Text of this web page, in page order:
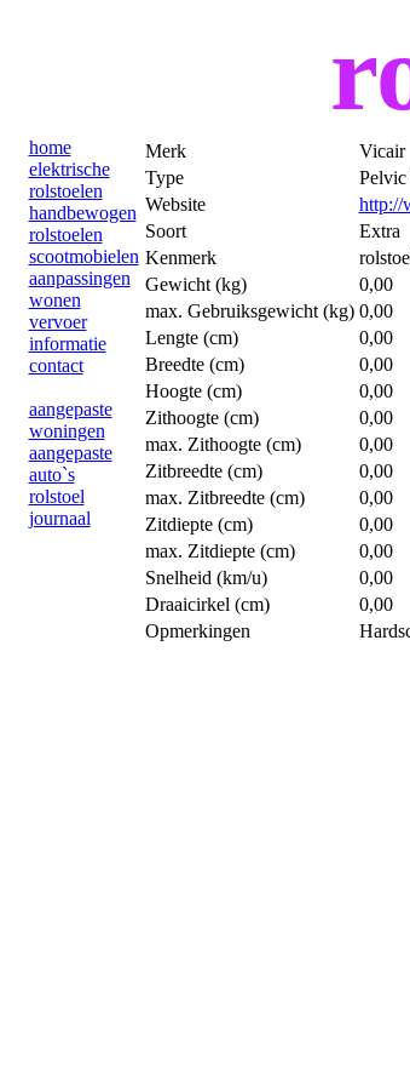
home
elektrische
rolstoelen
handbewogen
rolstoelen
scootmobielen
aanpassingen
wonen
vervoer
informatie
contact
aangepaste
woningen
aangepaste
auto`s
rolstoel
journaal
Merk
Vicair
Type
Pelvic
Website
http://
Soort
Extra
Kenmerk
Gewicht (kg)
0,00
max. Gebruiksgewicht (kg) 0,00
Lengte (cm)
0,00
Breedte (cm)
0,00
Hoogte (cm)
0,00
Zithoogte (cm)
0,00
max. Zithoogte (cm)
0,00
Zitbreedte (cm)
0,00
max. Zitbreedte (cm)
0,00
Zitdiepte (cm)
0,00
max. Zitdiepte (cm)
0,00
Snelheid (km/u)
0,00
Draaicirkel (cm)
0,00
Opmerkingen